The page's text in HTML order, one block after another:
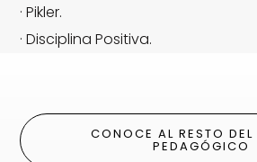
· Pikler.
· Disciplina Positiva.
CONOCE AL RESTO DEL
PEDAGÓGICO